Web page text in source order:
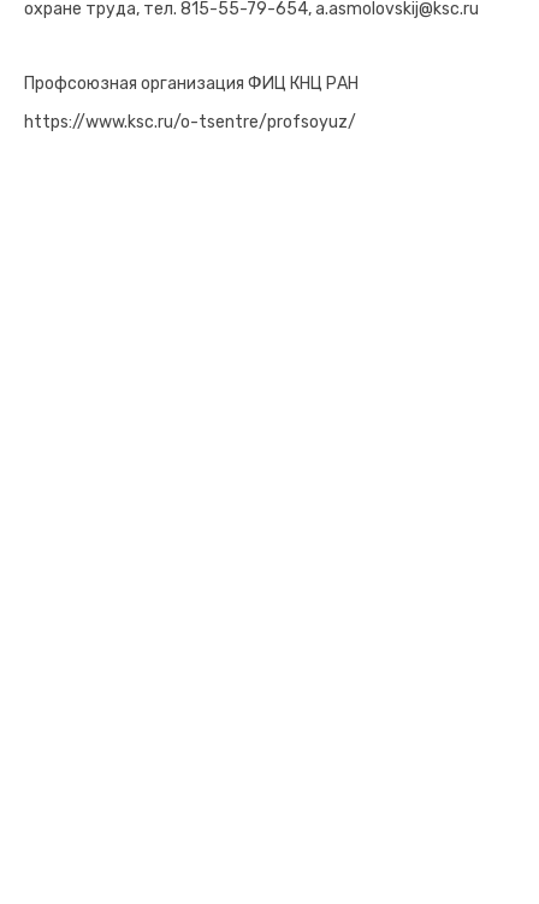
охране труда, тел. 815-55-79-654, a.asmolovskij@ksc.ru
Профсоюзная организация ФИЦ КНЦ РАН
https://www.ksc.ru/o-tsentre/profsoyuz/